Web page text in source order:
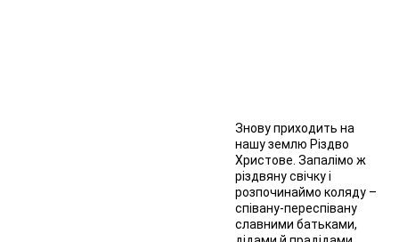
Знову приходить на
нашу землю Різдво
Христове. Запалімо ж
різдвяну свічку і
розпочинаймо коляду –
співану-переспівану
славними батьками,